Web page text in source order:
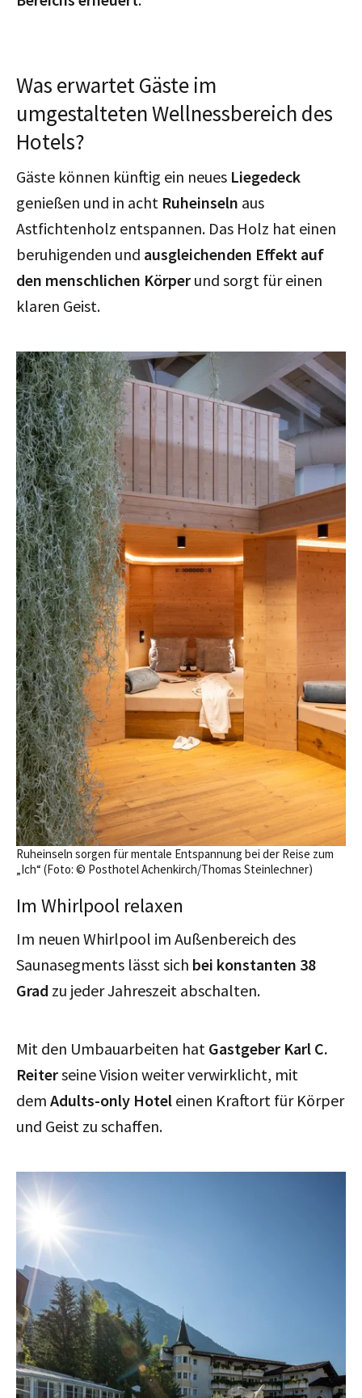
Was erwartet Gäste im
umgestalteten Wellnessbereich des
Hotels?
Gäste können künftig ein neues Liegedeck
genießen und in acht Ruheinseln aus
Astfichtenholz entspannen. Das Holz hat einen
beruhigenden und ausgleichenden Effekt auf
den menschlichen Körper und sorgt für einen
klaren Geist.
Ruheinseln sorgen für mentale Entspannung bei der Reise zum
„Ich“ (Foto: © Posthotel Achenkirch/Thomas Steinlechner)
Im Whirlpool relaxen
Im neuen Whirlpool im Außenbereich des
Saunasegments lässt sich bei konstanten 38
Grad zu jeder Jahreszeit abschalten.
Mit den Umbauarbeiten hat Gastgeber Karl C.
Reiterseine Vision weiter verwirklicht, mit
dem Adults-only Hotel einen Kraftort für Körper
und Geist zu schaffen.